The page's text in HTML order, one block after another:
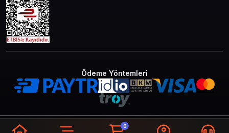
0
Ödeme Yöntemleri
© 2026 BirMAS İLETİŞİM TEKNOLOJİ LTD STİ